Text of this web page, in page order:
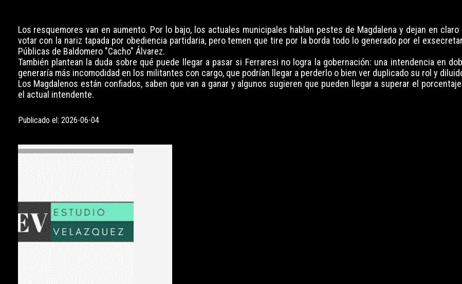
Los resquemores van en aumento. Por lo bajo, los actuales municipales hablan pestes de Magdalena y dejan en claro
votar con la nariz tapada por obediencia partidaria, pero temen que tire por la borda todo lo generado por el
Públicas de Baldomero "Cacho" Álvarez.
También plantean la duda sobre qué puede llegar a pasar si Ferraresi no logra la gobernación: una intendencia en
generaría más incomodidad en los militantes con cargo, que podrían llegar a perderlo o bien ver duplicado su rol y
Los Magdalenos están confiados, saben que van a ganar y algunos sugieren que pueden llegar a superar el
el actual intendente.
Publicado el: 2026-06-04